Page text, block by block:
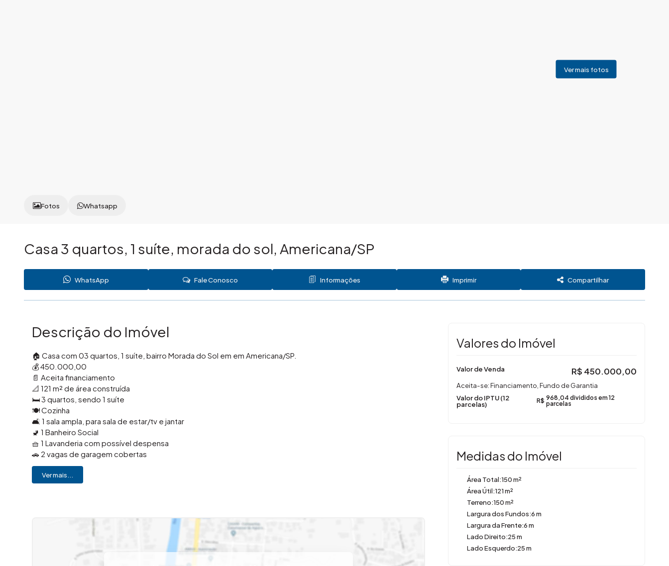
Fotos Whatsapp
Casa 3 quartos, 1 suíte, morada do sol, Americana/SP
WhatsApp Fale Conosco Informações Imprimir Compartilhar
Descrição do Imóvel
🏠 Casa com 03 quartos, 1 suíte, bairro Morada do Sol em em Americana/SP.
💰 450.000,00
📄 Aceita financiamento
📐 121 m² de área construída
🛏️ 3 quartos, sendo 1 suíte
🍽️ Cozinha
🛋️ 1 sala ampla, para sala de estar/tv e jantar
🚽 1 Banheiro Social
🧺 1 Lavanderia com possível despensa
🚗 2 vagas de garagem cobertas
✨ Esta casa se destaca pelo bom aproveitamento do terreno, boa distribuição dos cômodos, e boa iluminação
natural. Uma excelente oportunidade para quem busca privacidade e qualidade de Vida, em uma das melhores
regiões da cidade.
Ver mais...
Valores do Imóvel
R$ 450.000,00
Valor de Venda
Aceita-se: Financiamento, Fundo de Garantia
Valor do IPTU (12
parcelas) R$ 968,04 divididos em 12
parcelas
Medidas do Imóvel
Área Total:150 m²
Área Útil:121 m²
Terreno:150 m²
Largura dos Fundos:6 m
Largura da Frente:6 m
Lado Direito:25 m
Lado Esquerdo:25 m